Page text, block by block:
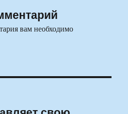
вам необходимо